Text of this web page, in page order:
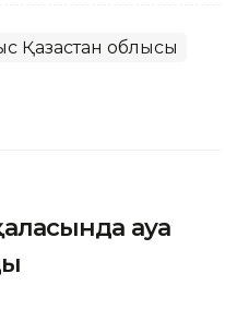
Қазақстан облысы
ауа